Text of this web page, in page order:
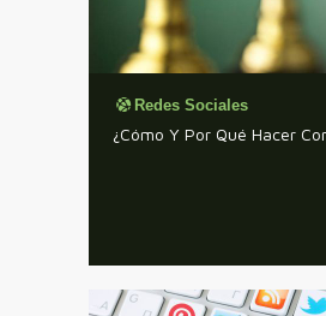
Redes Sociales
¿Cómo Y Por Qué Hacer